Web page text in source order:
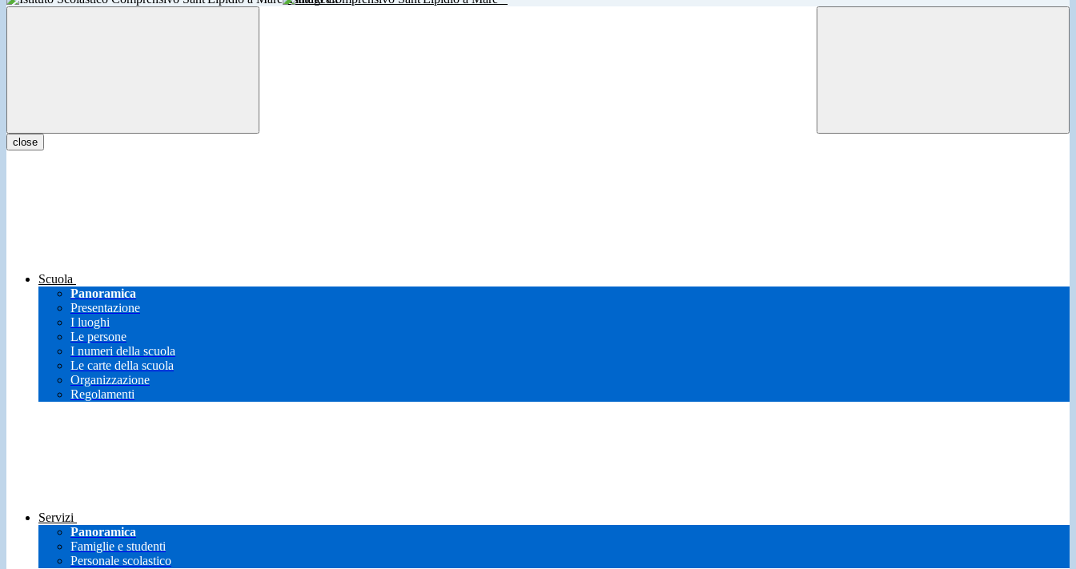
close
Scuola
Panoramica
Presentazione
I luoghi
Le persone
I numeri della scuola
Le carte della scuola
Organizzazione
Regolamenti
Servizi
Panoramica
Famiglie e studenti
Personale scolastico